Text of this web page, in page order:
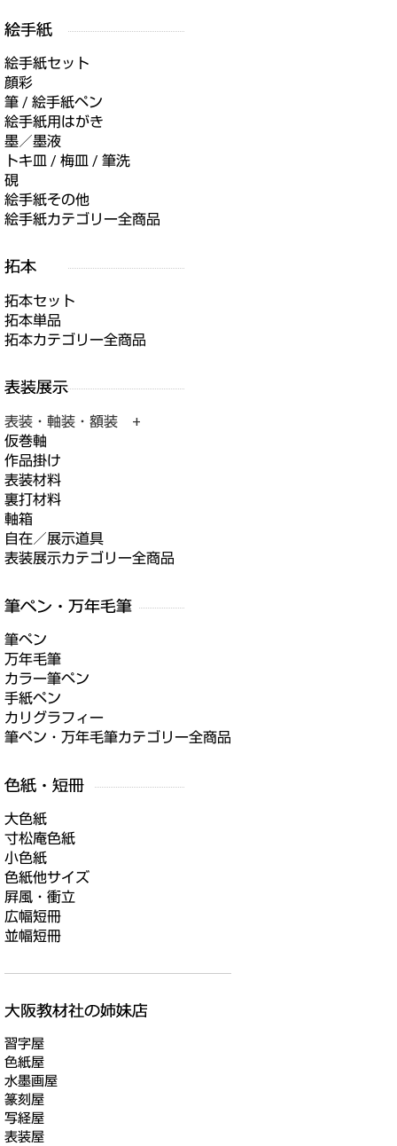
絵手紙セット
顔彩
筆 / 絵手紙ペン
絵手紙用はがき
墨／墨液
トキ皿 / 梅皿 / 筆洗
硯
絵手紙その他
絵手紙カテゴリー全商品
拓本セット
拓本単品
拓本カテゴリー全商品
表装・軸装・額装 +
仮巻軸
作品掛け
表装材料
裏打材料
軸箱
自在／展示道具
表装展示カテゴリー全商品
筆ペン
万年毛筆
カラー筆ペン
手紙ペン
カリグラフィー
筆ペン・万年毛筆カテゴリー全商品
大色紙
寸松庵色紙
小色紙
色紙他サイズ
屛風・衝立
広幅短冊
並幅短冊
習字屋
色紙屋
水墨画屋
篆刻屋
写経屋
表装屋